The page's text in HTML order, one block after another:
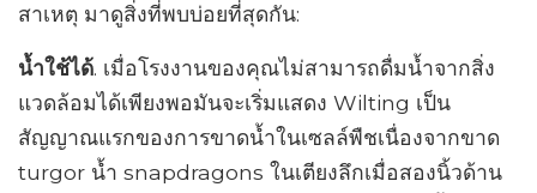
สาเหตุ มาดูสิ่งที่พบบ่อยที่สุดกัน:
น้ำใช้ได้. เมื่อโรงงานของคุณไม่สามารถดื่มน้ำจากสิ่ง
แวดล้อมได้เพียงพอมันจะเริ่มแสดง Wilting เป็น
สัญญาณแรกของการขาดน้ำในเซลล์พืชเนื่องจากขาด
turgor น้ำ snapdragons ในเตียงลึกเมื่อสองนิ้วด้าน